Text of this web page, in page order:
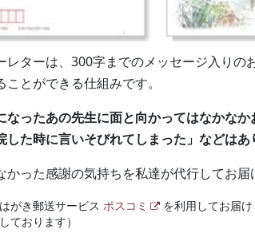
レターは、300字までのメッセージ入りの
ことができる仕組みです。
なったあの先生に面と向かってはなかな
した時に言いそびれてしまった」などはあ
かった感謝の気持ちを私達が代行してお届
がき郵送サービス ポスコミ
を利用してお届
ております）